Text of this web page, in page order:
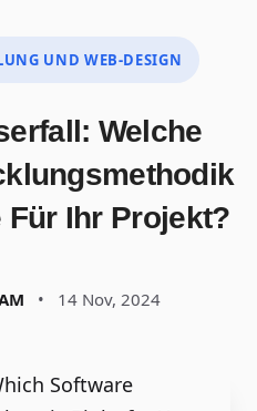
UND WEB-DESIGN
Welche
Ihr Projekt?
• 14 Nov, 2024